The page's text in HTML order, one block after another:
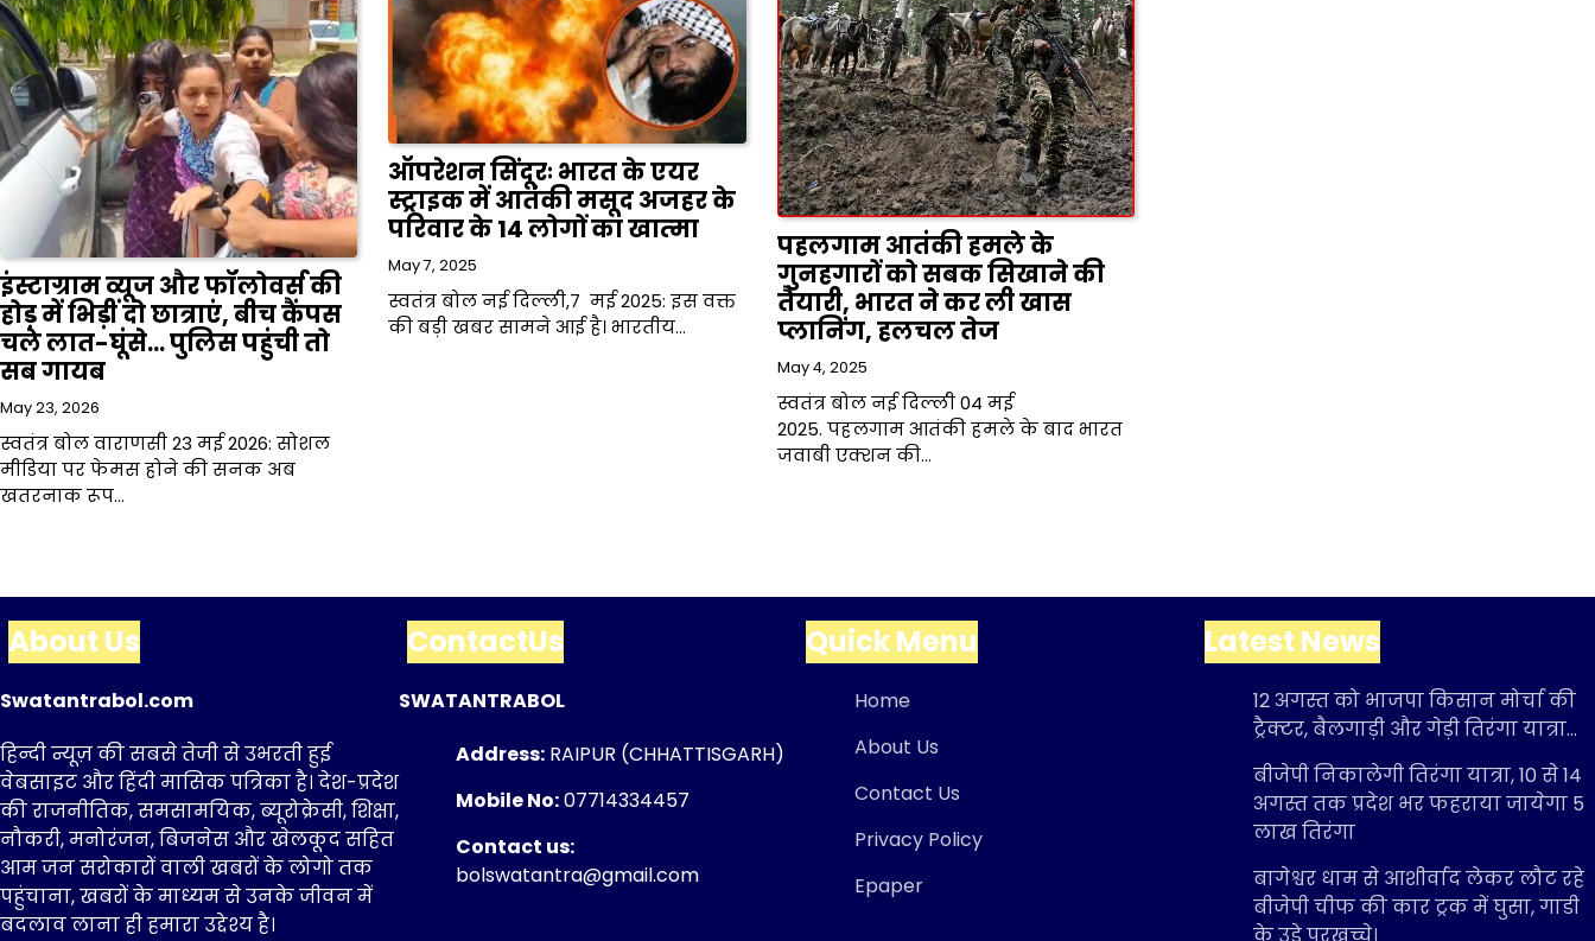
इंस्टाग्राम व्यूज और फॉलोवर्स की
होड़ में भिड़ीं दो छात्राएं, बीच कैंपस
चले लात-घूंसे… पुलिस पहुंची तो
सब गायब
May 23, 2026
स्वतंत्र बोल वाराणसी 23 मई 2026: सोशल
मीडिया पर फेमस होने की सनक अब
खतरनाक रूप…
ऑपरेशन सिंदूरः भारत के एयर
स्ट्राइक में आतंकी मसूद अजहर के
परिवार के 14 लोगों का खात्‍मा
May 7, 2025
स्वतंत्र बोल नई दिल्ली,7 मई 2025: इस वक्त
की बड़ी खबर सामने आई है। भारतीय…
पहलगाम आतंकी हमले के
गुनहगारों को सबक सिखाने की
तैयारी, भारत ने कर ली खास
प्लानिंग, हलचल तेज
May 4, 2025
स्वतंत्र बोल नई दिल्ली 04 मई
2025. पहलगाम आतंकी हमले के बाद भारत
जवाबी एक्शन की…
About Us
Swatantrabol.com
हिन्दी न्यूज़ की सबसे तेजी से उभरती हुई
वेबसाइट और हिंदी मासिक पत्रिका है। देश-प्रदेश
की राजनीतिक, समसामयिक, ब्यूरोक्रेसी, शिक्षा,
नौकरी, मनोरंजन, बिजनेस और खेलकूद सहित
आम जन सरोकारों वाली खबरों के लोगो तक
पहुंचाना, खबरों के माध्यम से उनके जीवन में
बदलाव लाना ही हमारा उद्देश्य है।
ContactUs
SWATANTRABOL
Address: RAIPUR (CHHATTISGARH)
Mobile No:07714334457
Contact us:
bolswatantra@gmail.com
Quick Menu
Home
About Us
Contact Us
Privacy Policy
Epaper
Latest News
12 अगस्त को भाजपा किसान मोर्चा की
ट्रैक्टर, बैलगाड़ी और गेड़ी तिरंगा यात्रा…
बीजेपी निकालेगी तिरंगा यात्रा, 10 से 14
अगस्त तक प्रदेश भर फहराया जायेगा 5
लाख तिरंगा
बागेश्वर धाम से आशीर्वाद लेकर लौट रहे
बीजेपी चीफ की कार ट्रक में घुसा, गाडी
के उड़े परखच्चे।